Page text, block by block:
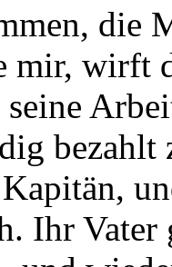
die
mir, wirft
seine
bezahlt
Ihr